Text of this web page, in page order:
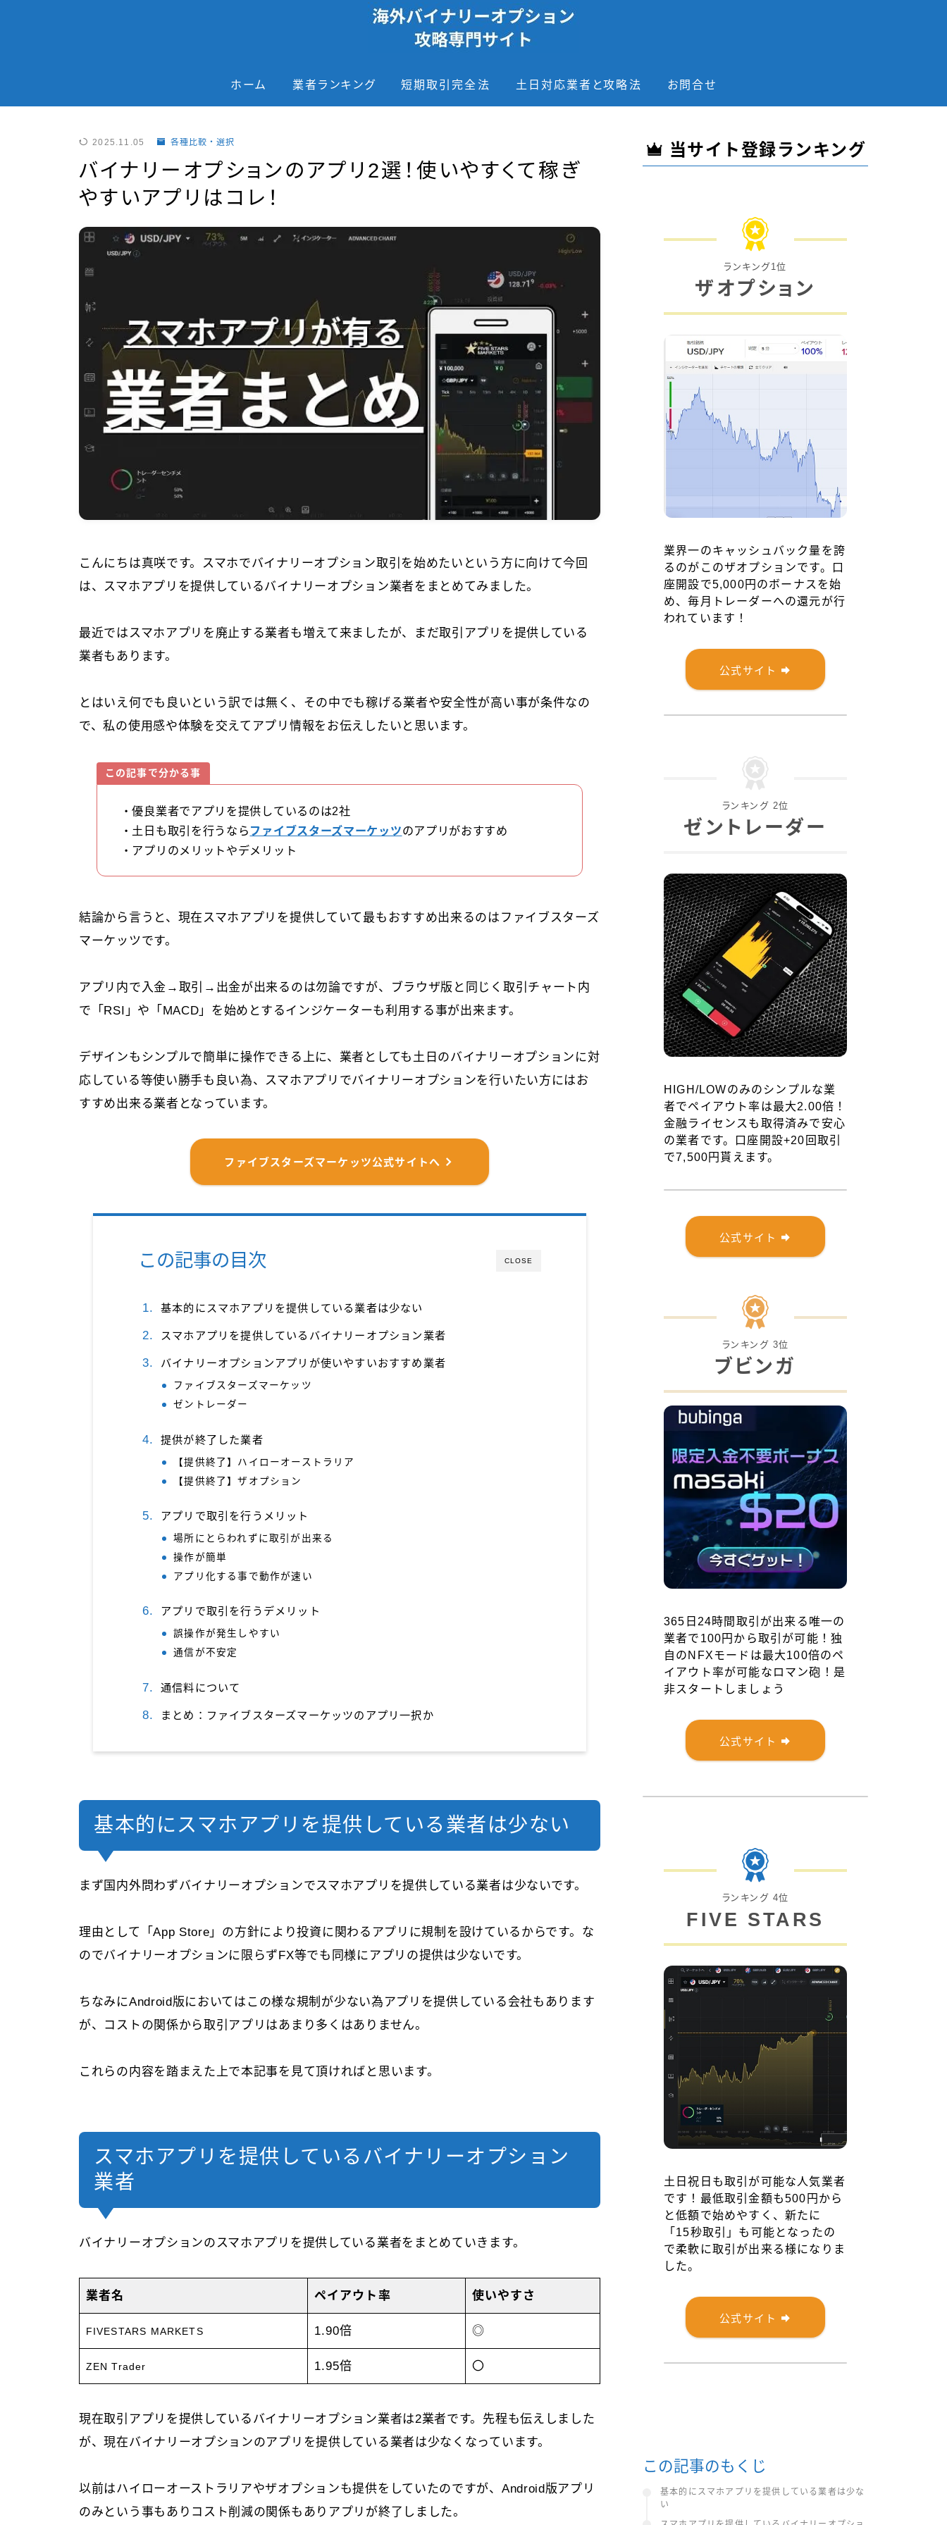
ホーム 業者ランキング 短期取引完全法 土日対応業者と攻略法 お問合せ
2025.11.05 各種比較・選択
バイナリーオプションのアプリ2選！使いやすくて稼ぎ
やすいアプリはコレ！
こんにちは真咲です。スマホでバイナリーオプション取引を始めたいという方に向けて今回
は、スマホアプリを提供しているバイナリーオプション業者をまとめてみました。
最近ではスマホアプリを廃止する業者も増えて来ましたが、まだ取引アプリを提供している
業者もあります。
とはいえ何でも良いという訳では無く、その中でも稼げる業者や安全性が高い事が条件なの
で、私の使用感や体験を交えてアプリ情報をお伝えしたいと思います。
この記事で分かる事
・優良業者でアプリを提供しているのは2社
・土日も取引を行うなら ファイブスターズマーケッツのアプリがおすすめ
・アプリのメリットやデメリット
結論から言うと、現在スマホアプリを提供していて最もおすすめ出来るのはファイブスターズ
マーケッツです。
アプリ内で入金→取引→出金が出来るのは勿論ですが、ブラウザ版と同じく取引チャート内
で「RSI」や「MACD」を始めとするインジケーターも利用する事が出来ます。
デザインもシンプルで簡単に操作できる上に、業者としても土日のバイナリーオプションに対
応している等使い勝手も良い為、スマホアプリでバイナリーオプションを行いたい方にはお
すすめ出来る業者となっています。
ファイブスターズマーケッツ公式サイトへ
CLOSE
この記事の目次
基本的にスマホアプリを提供している業者は少ない
スマホアプリを提供しているバイナリーオプション業者
バイナリーオプションアプリが使いやすいおすすめ業者
ファイブスターズマーケッツ
ゼントレーダー
提供が終了した業者
【提供終了】ハイローオーストラリア
【提供終了】ザオプション
アプリで取引を行うメリット
場所にとらわれずに取引が出来る
操作が簡単
アプリ化する事で動作が速い
アプリで取引を行うデメリット
誤操作が発生しやすい
通信が不安定
通信料について
まとめ：ファイブスターズマーケッツのアプリ一択か
基本的にスマホアプリを提供している業者は少ない
まず国内外問わずバイナリーオプションでスマホアプリを提供している業者は少ないです。
理由として「App Store」の方針により投資に関わるアプリに規制を設けているからです。な
のでバイナリーオプションに限らずFX等でも同様にアプリの提供は少ないです。
ちなみにAndroid版においてはこの様な規制が少ない為アプリを提供している会社もあります
が、コストの関係から取引アプリはあまり多くはありません。
これらの内容を踏まえた上で本記事を見て頂ければと思います。
スマホアプリを提供しているバイナリーオプション
業者
バイナリーオプションのスマホアプリを提供している業者をまとめていきます。
業者名 ペイアウト率 使いやすさ
FIVESTARS MARKETS 1.90倍 ◎
ZEN Trader 1.95倍 〇
現在取引アプリを提供しているバイナリーオプション業者は2業者です。先程も伝えしました
が、現在バイナリーオプションのアプリを提供している業者は少なくなっています。
以前はハイローオーストラリアやザオプションも提供をしていたのですが、Android版アプリ
のみという事もありコスト削減の関係もありアプリが終了しました。
当サイト登録ランキング
ランキング1位
ザオプション
業界一のキャッシュバック量を誇
るのがこのザオプションです。口
座開設で5,000円のボーナスを始
め、毎月トレーダーへの還元が行
われています！
公式サイト
ランキング 2位
ゼントレーダー
HIGH/LOWのみのシンプルな業
者でペイアウト率は最大2.00倍！
金融ライセンスも取得済みで安心
の業者です。口座開設+20回取引
で7,500円貰えます。
公式サイト
ランキング 3位
ブビンガ
365日24時間取引が出来る唯一の
業者で100円から取引が可能！独
自のNFXモードは最大100倍のペ
イアウト率が可能なロマン砲！是
非スタートしましょう
公式サイト
ランキング 4位
FIVE STARS
土日祝日も取引が可能な人気業者
です！最低取引金額も500円から
と低額で始めやすく、新たに
「15秒取引」も可能となったの
で柔軟に取引が出来る様になりま
した。
公式サイト
この記事のもくじ
基本的にスマホアプリを提供している業者は少な
い